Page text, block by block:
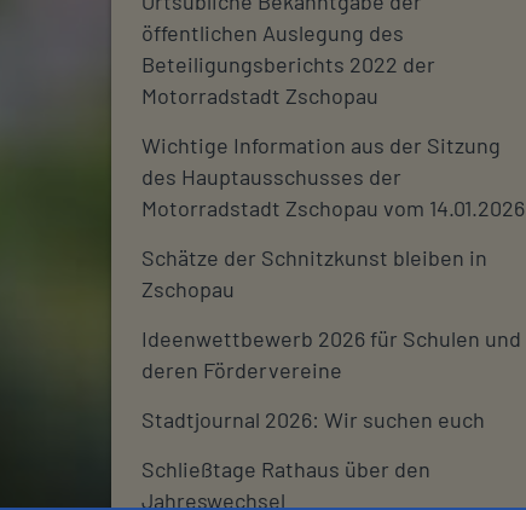
öffentlichen Auslegung des
Beteiligungsberichts 2022 der
Motorradstadt Zschopau
Wichtige Information aus der Sitzung
des Hauptausschusses der
Motorradstadt Zschopau vom 14.01.2026
Schätze der Schnitzkunst bleiben in
Zschopau
Ideenwettbewerb 2026 für Schulen und
deren Fördervereine
Stadtjournal 2026: Wir suchen euch
Schließtage Rathaus über den
Jahreswechsel